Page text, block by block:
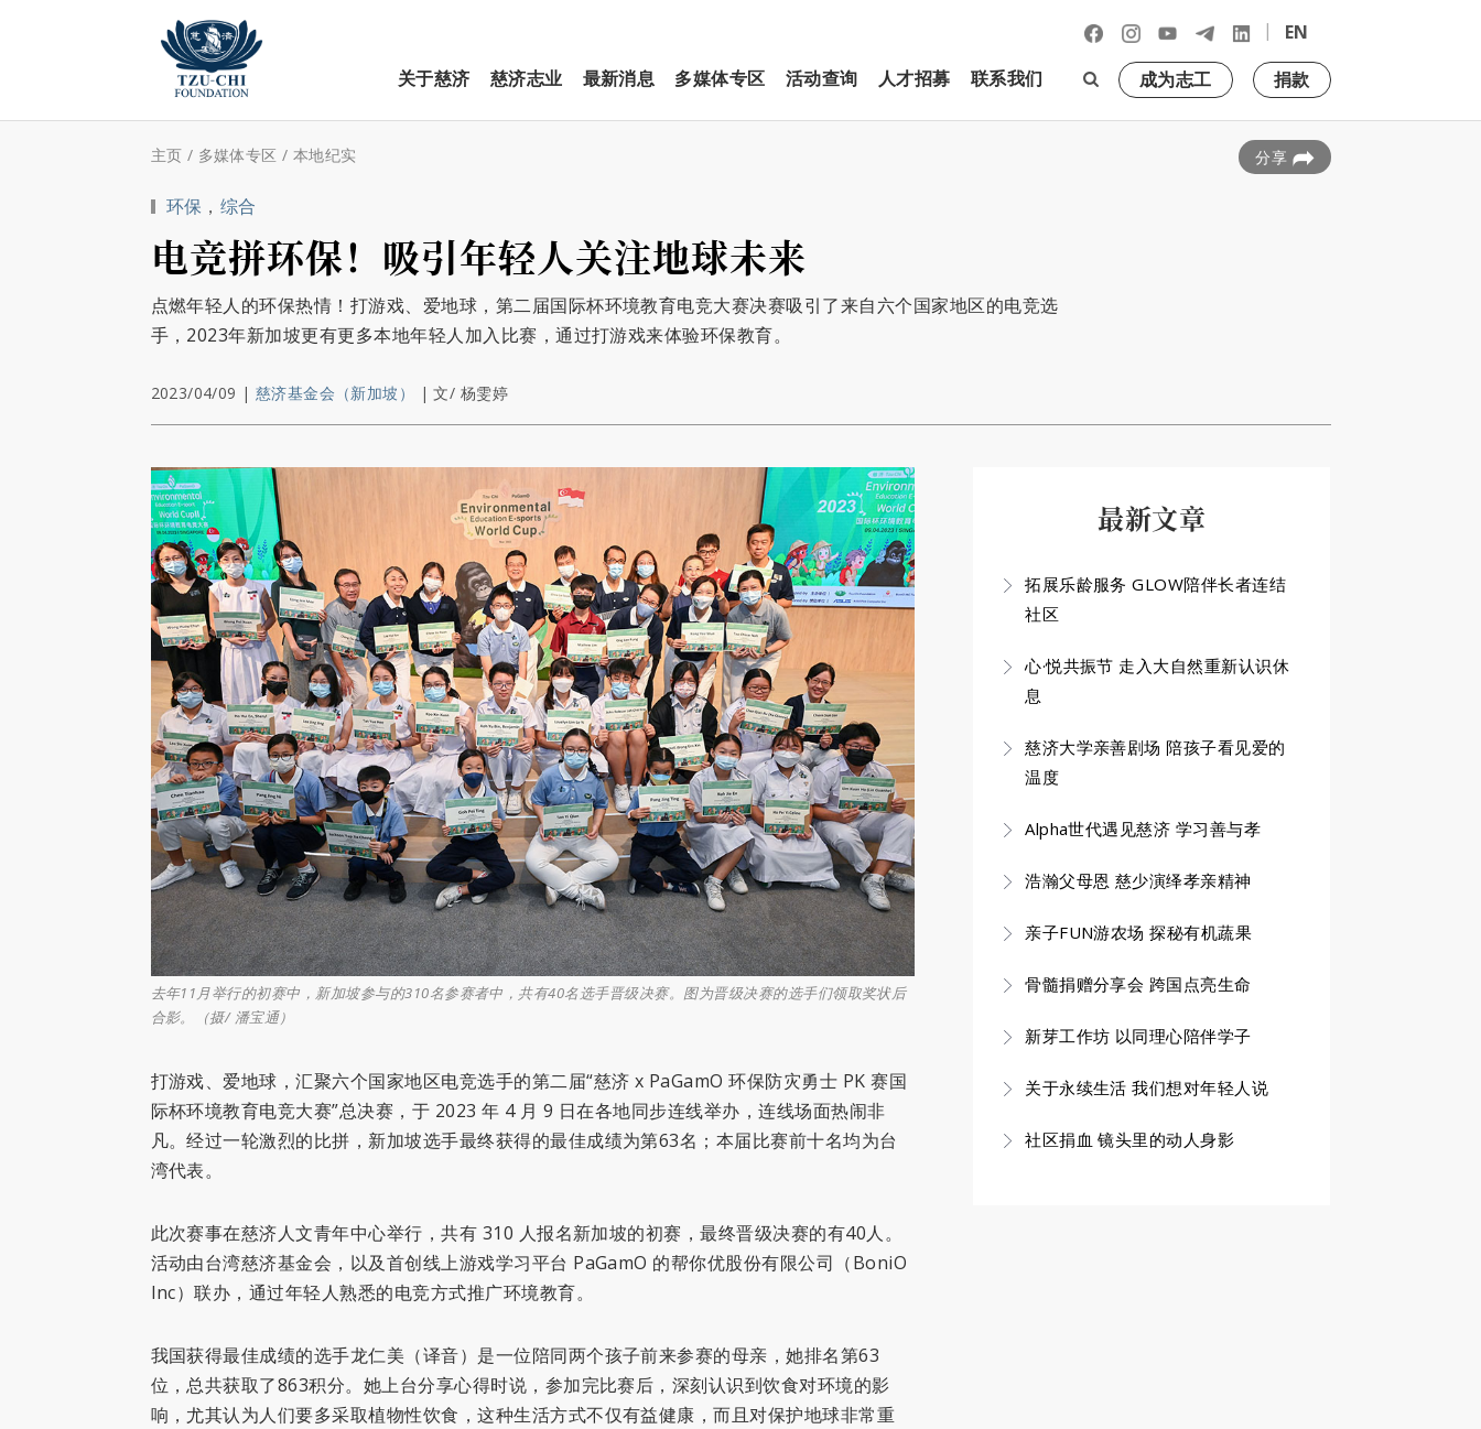
|
EN
关于慈济
慈济志业 最新消息 多媒体专区 活动查询 人才招募 联系我们 成为志工 捐款
主页 / 多媒体专区 / 本地纪实 分享
环保 ， 综合
电竞拼环保！吸引年轻人关注地球未来
点燃年轻人的环保热情！打游戏、爱地球，第二届国际杯环境教育电竞大赛决赛吸引了来自六个国家地区的电竞选
手，2023年新加坡更有更多本地年轻人加入比赛，通过打游戏来体验环保教育。
2023/04/09 | 慈济基金会（新加坡） |文/ 杨雯婷
去年11月举行的初赛中，新加坡参与的310名参赛者中，共有40名选手晋级决赛。图为晋级决赛的选手们领取奖状后
合影。（摄/ 潘宝通）
打游戏、爱地球，汇聚六个国家地区电竞选手的第二届“慈济 x PaGamO 环保防灾勇士 PK 赛国
际杯环境教育电竞大赛”总决赛，于 2023 年 4 月 9 日在各地同步连线举办，连线场面热闹非
凡。经过一轮激烈的比拼，新加坡选手最终获得的最佳成绩为第63名；本届比赛前十名均为台
湾代表。
此次赛事在慈济人文青年中心举行，共有 310 人报名新加坡的初赛，最终晋级决赛的有40人。
活动由台湾慈济基金会，以及首创线上游戏学习平台 PaGamO 的帮你优股份有限公司（BoniO
Inc）联办，通过年轻人熟悉的电竞方式推广环境教育。
我国获得最佳成绩的选手龙仁美（译音）是一位陪同两个孩子前来参赛的母亲，她排名第63
位，总共获取了863积分。她上台分享心得时说，参加完比赛后，深刻认识到饮食对环境的影
响，尤其认为人们要多采取植物性饮食，这种生活方式不仅有益健康，而且对保护地球非常重
最新文章
拓展乐龄服务 GLOW陪伴长者连结
社区
心·悦共振节 走入大自然重新认识休
息
慈济大学亲善剧场 陪孩子看见爱的
温度
Alpha世代遇见慈济 学习善与孝
浩瀚父母恩 慈少演绎孝亲精神
亲子FUN游农场 探秘有机蔬果
骨髓捐赠分享会 跨国点亮生命
新芽工作坊 以同理心陪伴学子
关于永续生活 我们想对年轻人说
社区捐血 镜头里的动人身影